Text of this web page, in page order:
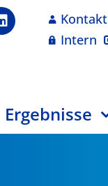
Kontakt
Intern
Ergebnisse